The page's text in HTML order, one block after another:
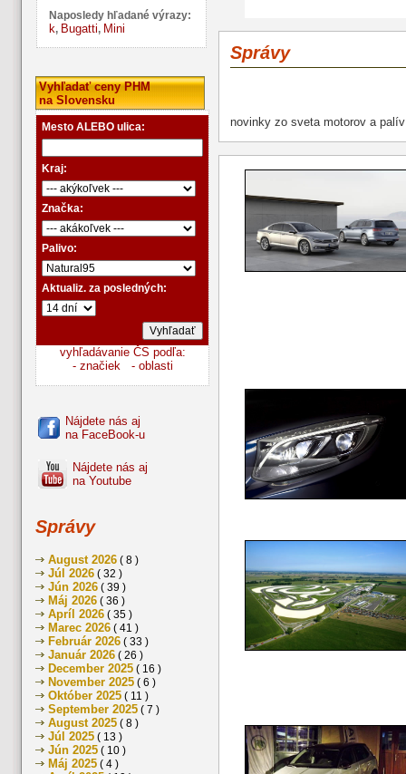
Naposledy hľadané výrazy:
k, Bugatti, Mini
Vyhľadať ceny PHM
na Slovensku
Mesto ALEBO ulica:
Kraj:
Značka:
Palivo:
Aktualiz. za posledných:
vyhľadávanie ČS podľa:
- značiek
- oblasti
Nájdete nás aj
na FaceBook-u
Nájdete nás aj
na Youtube
Správy
August 2026 ( 8 )
Júl 2026 ( 32 )
Jún 2026 ( 39 )
Máj 2026 ( 36 )
Apríl 2026 ( 35 )
Marec 2026 ( 41 )
Február 2026 ( 33 )
Január 2026 ( 26 )
December 2025 ( 16 )
November 2025 ( 6 )
Október 2025 ( 11 )
September 2025 ( 7 )
August 2025 ( 8 )
Júl 2025 ( 13 )
Jún 2025 ( 10 )
Máj 2025 ( 4 )
Správy
novinky zo sveta motorov a palív